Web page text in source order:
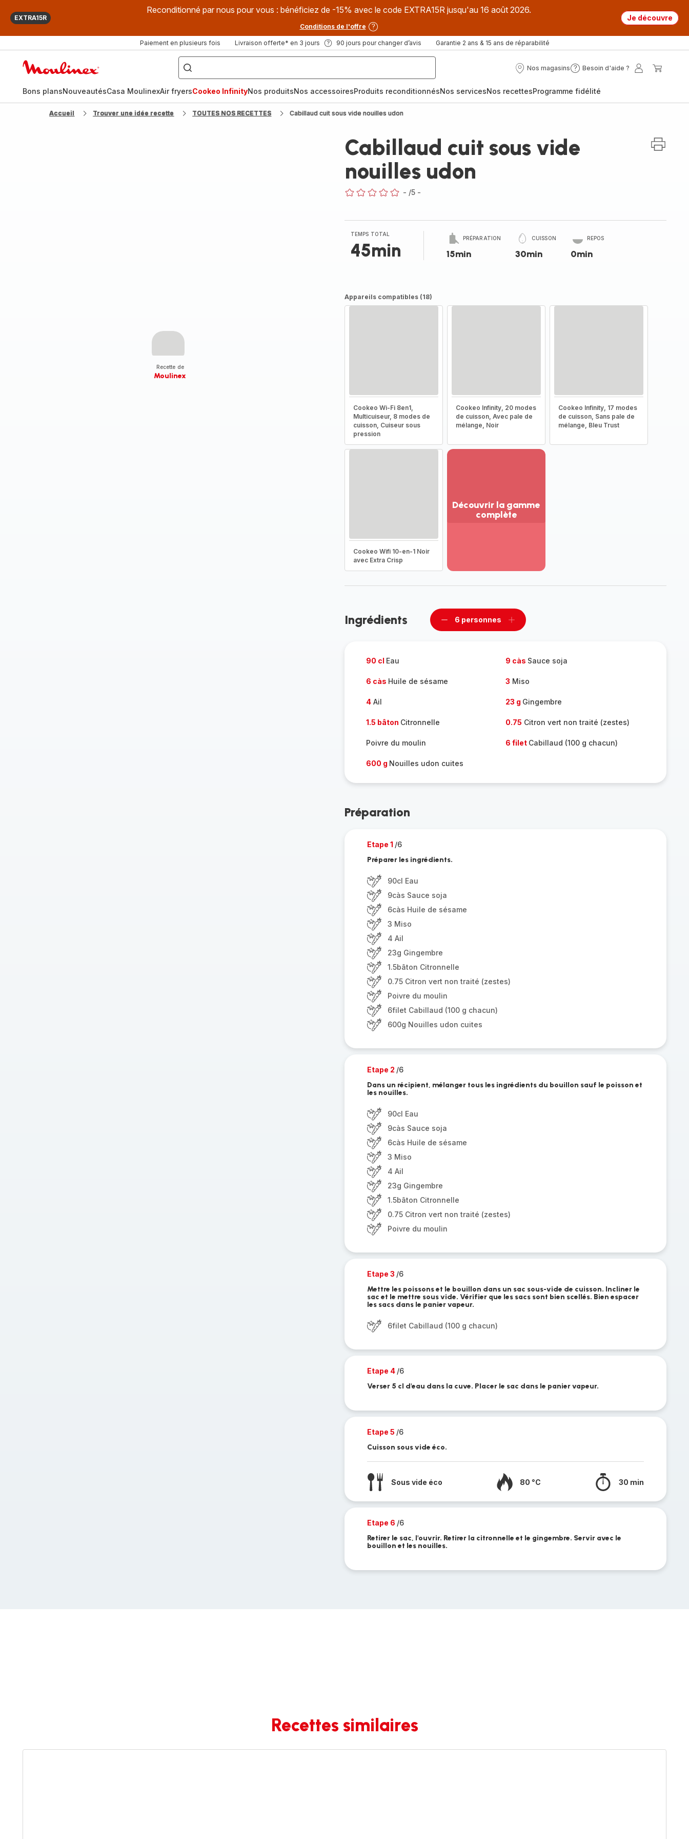
EXTRA15R
Reconditionné par nous pour vous : bénéficiez de -15% avec le code EXTRA15R jusqu'au 16 août 2026.
Conditions de l'offre
Je découvre
Paiement en plusieurs fois Livraison offerte* en 3 jours 90 jours pour changer d’avis Garantie 2 ans & 15 ans de réparabilité
["Que
recherchez-
vous
?",
fryer",
"Companion"]
Nos magasins
Nos
Besoin d'aide ?
Besoin
?
Mon
Bons plansNouveautésCasa MoulinexAir fryersCookeo InfinityNos produitsNos accessoiresProduits reconditionnésNos servicesNos recettesProgramme fidélité
Accueil Trouver une idée recette TOUTES NOS RECETTES Cabillaud cuit sous vide nouilles udon
Recette de
Moulinex
Cabillaud cuit sous vide
nouilles udon
- /5 -
TEMPS TOTAL
45min
PRÉPARATION
15min
CUISSON
30min
REPOS
0min
Appareils compatibles (18)
Cookeo Wi-Fi 8en1,
Multicuiseur, 8 modes de
cuisson, Cuiseur sous
pression
Cookeo Infinity, 20 modes
de cuisson, Avec pale de
mélange, Noir
Cookeo Infinity, 17 modes
de cuisson, Sans pale de
mélange, Bleu Trust
Cookeo Wifi 10-en-1 Noir
avec Extra Crisp
Découvrir la gamme
complète
complète
Ingrédients
Supprimer
6 personnes
Ajouter
90 cl Eau 9 càs Sauce soja
6 càs Huile de sésame 3 Miso
4Ail 23 g Gingembre
1.5 bâton Citronnelle 0.75 Citron vert non traité (zestes)
Poivre du moulin 6 filet Cabillaud (100 g chacun)
600 g Nouilles udon cuites
Préparation
Etape 1 /6
Préparer les ingrédients.
90cl Eau
9càs Sauce soja
6càs Huile de sésame
3 Miso
4 Ail
23g Gingembre
1.5bâton Citronnelle
0.75 Citron vert non traité (zestes)
Poivre du moulin
6filet Cabillaud (100 g chacun)
600g Nouilles udon cuites
Etape 2 /6
Dans un récipient, mélanger tous les ingrédients du bouillon sauf le poisson et
les nouilles.
90cl Eau
9càs Sauce soja
6càs Huile de sésame
3 Miso
4 Ail
23g Gingembre
1.5bâton Citronnelle
0.75 Citron vert non traité (zestes)
Poivre du moulin
Etape 3 /6
Mettre les poissons et le bouillon dans un sac sous-vide de cuisson. Incliner le
sac et le mettre sous vide. Vérifier que les sacs sont bien scellés. Bien espacer
les sacs dans le panier vapeur.
6filet Cabillaud (100 g chacun)
Etape 4 /6
Verser 5 cl d'eau dans la cuve. Placer le sac dans le panier vapeur.
Etape 5 /6
Cuisson sous vide éco.
Sous vide éco 80 °C 30 min
Etape 6 /6
Retirer le sac, l'ouvrir. Retirer la citronnelle et le gingembre. Servir avec le
bouillon et les nouilles.
Recettes similaires